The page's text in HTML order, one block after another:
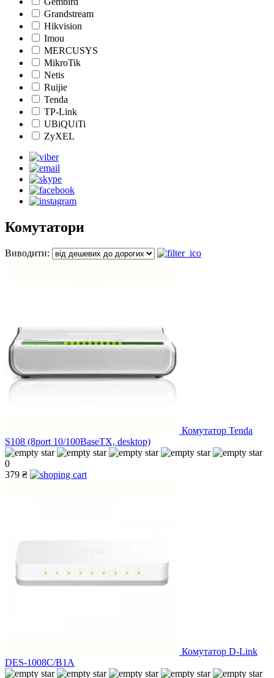
Grandstream
Hikvision
Imou
MERCUSYS
MikroTik
Netis
Ruijie
Tenda
TP-Link
UBiQUiTi
ZyXEL
Комутатори
Виводити:
Комутатор Tenda
S108 (8port 10/100BaseTX, desktop)
0
379 ₴
Комутатор D-Link
DES-1008C/B1A